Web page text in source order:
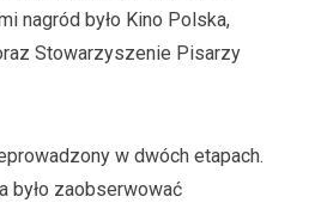
nagród było Kino Polska,
Stowarzyszenie Pisarzy
w dwóch etapach.
było zaobserwować